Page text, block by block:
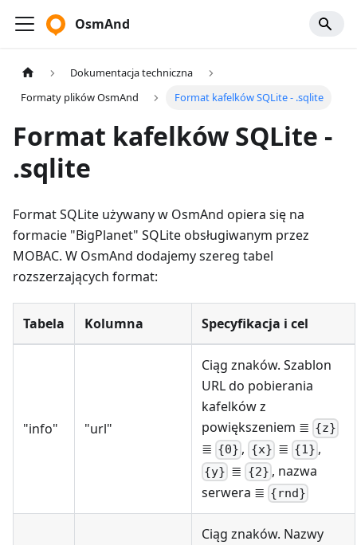
OsmAnd
Dokumentacja techniczna
Formaty plików OsmAnd
Format kafelków SQLite - .sqlite
Format kafelków SQLite -
.sqlite
Format SQLite używany w OsmAnd opiera się na
formacie "BigPlanet" SQLite obsługiwanym przez
MOBAC. W OsmAnd dodajemy szereg tabel
rozszerzających format:
Tabela Kolumna Specyfikacja i cel
"info" "url"
Ciąg znaków. Szablon
URL do pobierania
kafelków z
powiększeniem ≣ {z}
≣ {0} , {x} ≣ {1} ,
{y} ≣ {2} , nazwa
serwera ≣ {rnd}
Ciąg znaków. Nazwy